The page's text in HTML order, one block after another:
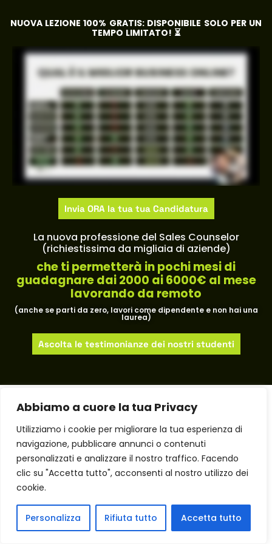
Abbiamo a cuore la tua Privacy
Utilizziamo i cookie per migliorare la tua esperienza di
navigazione, pubblicare annunci o contenuti
personalizzati e analizzare il nostro traffico. Facendo
clic su "Accetta tutto", acconsenti al nostro utilizzo dei
cookie.
Personalizza Rifiuta tutto Accetta tutto
NUOVA LEZIONE 100% GRATIS: DISPONIBILE SOLO PER UN
TEMPO LIMITATO! ⏳
Invia ORA la tua tua Candidatura
La nuova professione del Sales Counselor​
(richiestissima da migliaia di aziende)
che ti permetterà in pochi mesi di
guadagnare dai 2000 ai 6000€ al mese
lavorando da remoto​
(anche se parti da zero, lavori come dipendente e non hai una
laurea)
Ascolta le testimonianze dei nostri studenti